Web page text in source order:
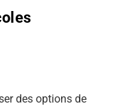
des options de